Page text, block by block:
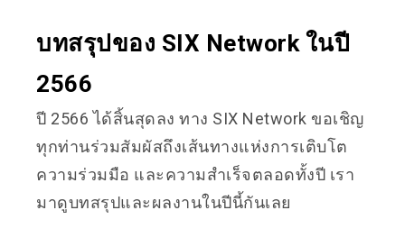
บทสรุปของ SIX Network ในปี
2566
ปี 2566 ได้สิ้นสุดลง ทาง SIX Network ขอเชิญ
ทุกท่านร่วมสัมผัสถึงเส้นทางแห่งการเติบโต
ความร่วมมือ และความสำเร็จตลอดทั้งปี เรา
มาดูบทสรุปและผลงานในปีนี้กันเลย